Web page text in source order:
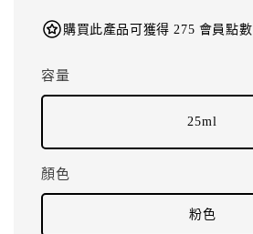
購買此產品可獲得 275 會員點數
容量
25ml
顏色
粉色